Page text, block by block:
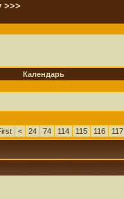
>>>
Календарь
< 24 74 114 115 116 117